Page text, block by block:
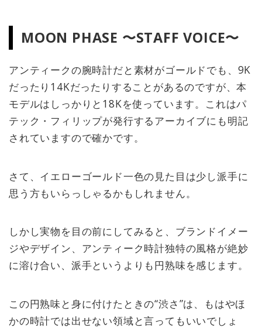
MOON PHASE 〜STAFF VOICE〜
アンティークの腕時計だと素材がゴールドでも、9K
だったり14Kだったりすることがあるのですが、本
モデルはしっかりと18Kを使っています。これはパ
テック・フィリップが発行するアーカイブにも明記
されていますので確かです。
さて、イエローゴールド一色の見た目は少し派手に
思う方もいらっしゃるかもしれません。
しかし実物を目の前にしてみると、ブランドイメー
ジやデザイン、アンティーク時計独特の風格が絶妙
に溶け合い、派手というよりも円熟味を感じます。
この円熟味と身に付けたときの“渋さ”は、もはやほ
かの時計では出せない領域と言ってもいいでしょ